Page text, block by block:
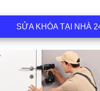
SỬA KHÓA TẠI NHÀ